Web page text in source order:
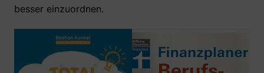
besser einzuordnen.